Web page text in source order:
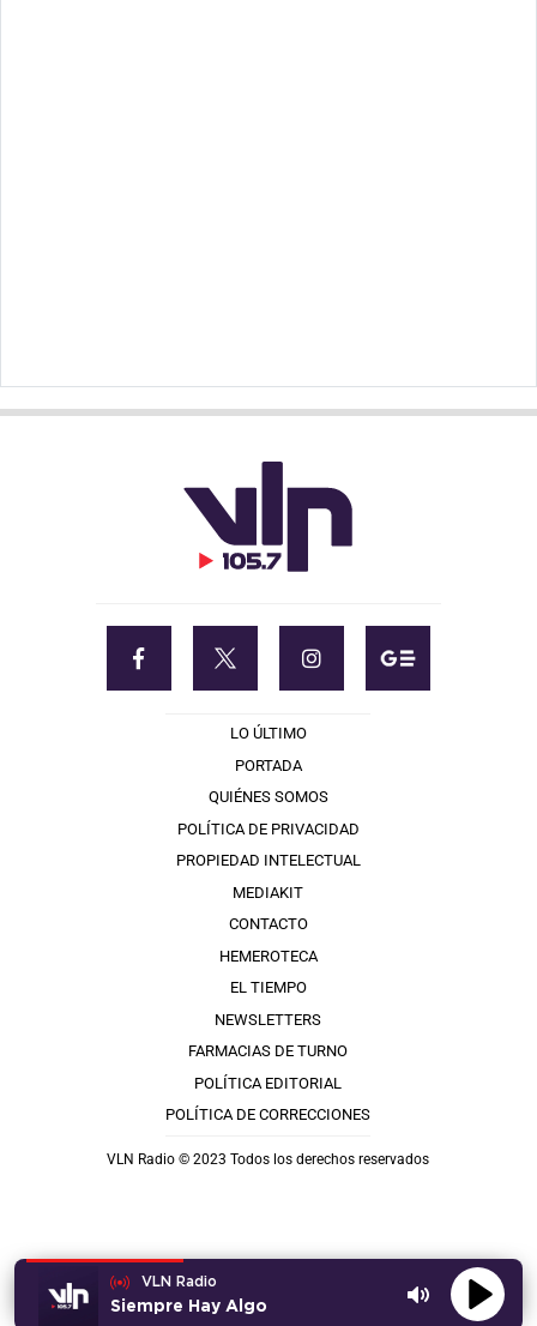
VLN Radio
Siempre Hay Algo
LO ÚLTIMO
PORTADA
QUIÉNES SOMOS
POLÍTICA DE PRIVACIDAD
PROPIEDAD INTELECTUAL
MEDIAKIT
CONTACTO
HEMEROTECA
EL TIEMPO
NEWSLETTERS
FARMACIAS DE TURNO
POLÍTICA EDITORIAL
POLÍTICA DE CORRECCIONES
VLN Radio © 2023 Todos los derechos reservados